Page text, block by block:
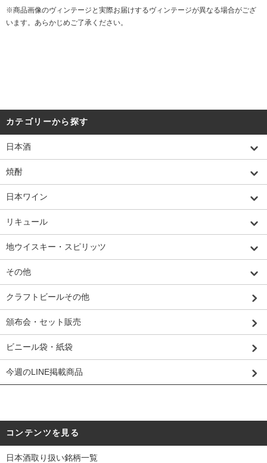
※商品画像のヴィンテージと実際お届けするヴィンテージが異なる場合がござ
います。あらかじめご了承ください。
カテゴリーから探す
日本酒
焼酎
日本ワイン
リキュール
地ウイスキー・スピリッツ
その他
クラフトビールその他
頒布会・セット販売
ビニール袋・紙袋
今週のLINE掲載商品
コンテンツを見る
日本酒取り扱い銘柄一覧